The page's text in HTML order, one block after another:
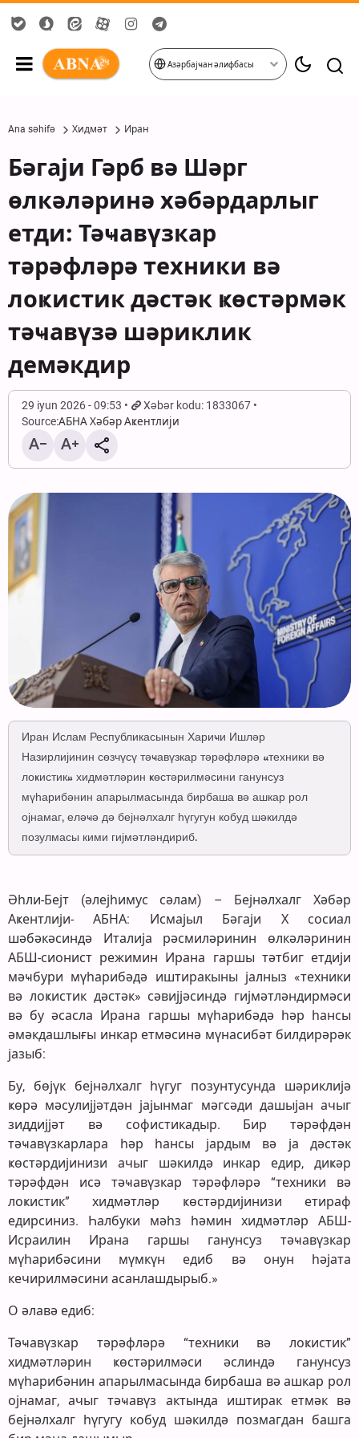
Азәрбајҹан әлифбасы
Ana səhifə Хидмәт Иран
Бәгаји Гәрб вә Шәрг
өлкәләринә хәбәрдарлыг
етди: Тәҹавүзкар
тәрәфләрә техники вә
лоҝистик дәстәк ҝөстәрмәк
тәҹавүзә шәриклик
демәкдир
29 iyun 2026 - 09:53
Xəbər kodu: 1833067
Source:АБНА Хәбәр Аҝентлији
Иран Ислам Республикасынын Хариҹи Ишләр
Назирлијинин сөзчүсү тәҹавүзкар тәрәфләрә «техники вә
лоҝистик» хидмәтләрин ҝөстәрилмәсини ганунсуз
мүһарибәнин апарылмасында бирбаша вә ашкар рол
ојнамаг, еләҹә дә бејнәлхалг һүгугун кобуд шәкилдә
позулмасы кими гијмәтләндириб.
Әһли-Бејт (әлејһимус сәлам) – Бејнәлхалг Хәбәр
Аҝентлији- АБНА: Исмајыл Бәгаји Х сосиал
шәбәкәсиндә Италија рәсмиләринин өлкәләринин
АБШ-сионист режимин Ирана гаршы тәтбиг етдији
мәҹбури мүһарибәдә иштиракыны јалныз «техники
вә лоҝистик дәстәк» сәвијјәсиндә гијмәтләндирмәси
вә бу әсасла Ирана гаршы мүһарибәдә һәр һансы
әмәкдашлығы инкар етмәсинә мүнасибәт билдирәрәк
јазыб:
Бу, бөјүк бејнәлхалг һүгуг позунтусунда шәриклијә
ҝөрә мәсулијјәтдән јајынмаг мәгсәди дашыјан ачыг
зиддијјәт вә софистикадыр. Бир тәрәфдән
тәҹавүзкарлара һәр һансы јардым вә ја дәстәк
ҝөстәрдијинизи ачыг шәкилдә инкар едир, диҝәр
тәрәфдән исә тәҹавүзкар тәрәфләрә “техники вә
лоҝистик” хидмәтләр ҝөстәрдијинизи етираф
едирсиниз. Һалбуки мәһз һәмин хидмәтләр АБШ-
Исраилин Ирана гаршы ганунсуз тәҹавүзкар
мүһарибәсини мүмкүн едиб вә онун һәјата
кечирилмәсини асанлашдырыб.»
О әлавә едиб:
Тәҹавүзкар тәрәфләрә “техники вә лоҝистик”
хидмәтләрин ҝөстәрилмәси әслиндә ганунсуз
мүһарибәнин апарылмасында бирбаша вә ашкар рол
ојнамаг, ачыг тәҹавүз актында иштирак етмәк вә
бејнәлхалг һүгугу кобуд шәкилдә позмагдан башга